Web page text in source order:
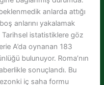
anlarda attığı
anlarını yakalamak
Tarihsel istatistiklere göz
A’da oynanan 183
bulunuyor. Roma’nın
sonuçlandı. Bu
iç saha formu